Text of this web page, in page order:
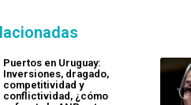
Puertos en Uruguay:
Inversiones, dragado,
competitividad y
conflictividad, ¿cómo